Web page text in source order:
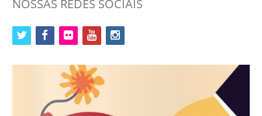
NOSSAS REDES SOCIAIS
twitter facebookflickr youtubeinstagram